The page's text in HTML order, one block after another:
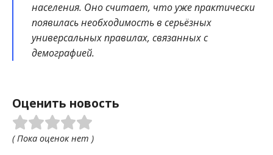
населения. Оно считает, что уже практически
появилась необходимость в серьёзных
универсальных правилах, связанных с
демографией.
Оценить новость
( Пока оценок нет )